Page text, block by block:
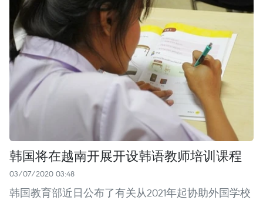
韩国将在越南开展开设韩语教师培训课程
03/07/2020 03:48
韩国教育部近日公布了有关从2021年起协助外国学校